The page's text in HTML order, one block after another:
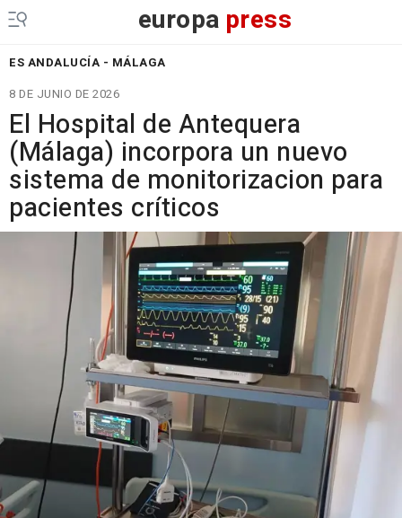
europa press
ES ANDALUCÍA - MÁLAGA
8 DE JUNIO DE 2026
El Hospital de Antequera
(Málaga) incorpora un nuevo
sistema de monitorizacion para
pacientes críticos